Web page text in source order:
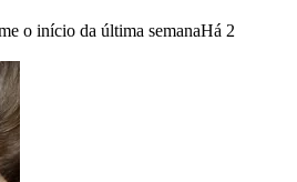
o início da última semanaHá 2